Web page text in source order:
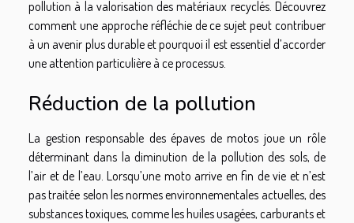
pollution à la valorisation des matériaux recyclés. Découvrez
comment une approche réfléchie de ce sujet peut contribuer
à un avenir plus durable et pourquoi il est essentiel d’accorder
une attention particulière à ce processus.
Réduction de la pollution
La gestion responsable des épaves de motos joue un rôle
déterminant dans la diminution de la pollution des sols, de
l’air et de l’eau. Lorsqu’une moto arrive en fin de vie et n’est
pas traitée selon les normes environnementales actuelles, des
substances toxiques, comme les huiles usagées, carburants et